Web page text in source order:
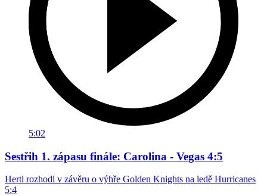
5:02
Sestřih 1. zápasu finále: Carolina - Vegas 4:5
Hertl rozhodl v závěru o výhře Golden Knights na ledě Hurricanes
5:4